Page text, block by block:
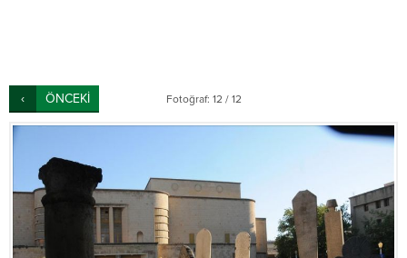
ÖNCEKİ Fotoğraf: 12 / 12